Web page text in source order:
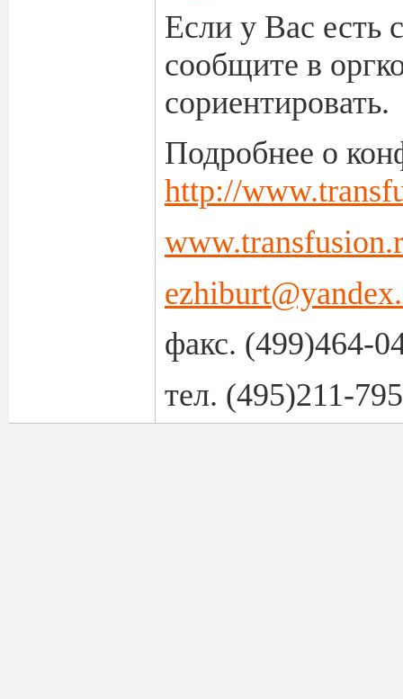
Если у Вас есть
сообщите в
сориентировать.
Подробнее о
http://
факс. (499)464-
тел. (495)211-